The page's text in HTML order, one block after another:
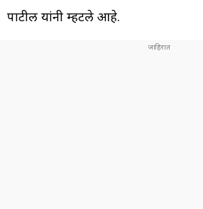
पाटील यांनी म्हटले आहे.